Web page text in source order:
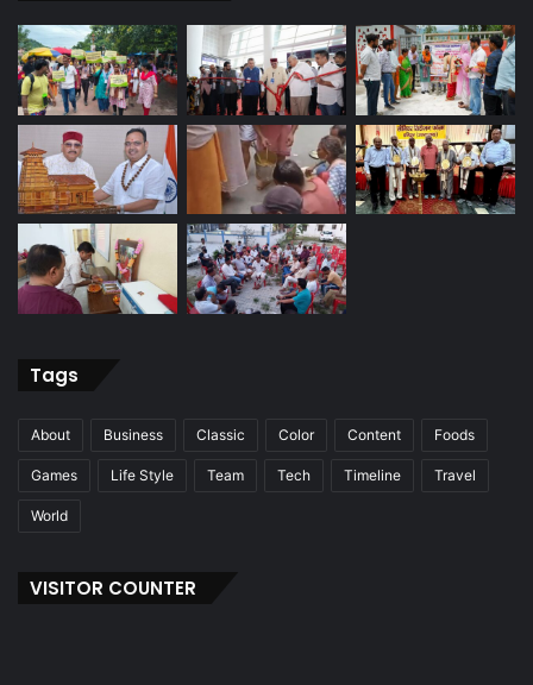
Tags
About Business Classic Color Content Foods
Games Life Style Team Tech Timeline Travel
World
VISITOR COUNTER